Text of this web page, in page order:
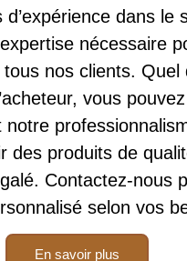
d’expérience dans le
nécessaire
nos clients. Quel
vous
notre
des produits de
Contactez-nous
selon vos
En savoir plus